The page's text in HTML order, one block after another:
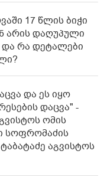
17 წლის ბიჭი
არის დაღუპული
რა დეტალები
და ეს იყო
დაცვა" -
ომის
სოფრომაძის
აგვისტოს